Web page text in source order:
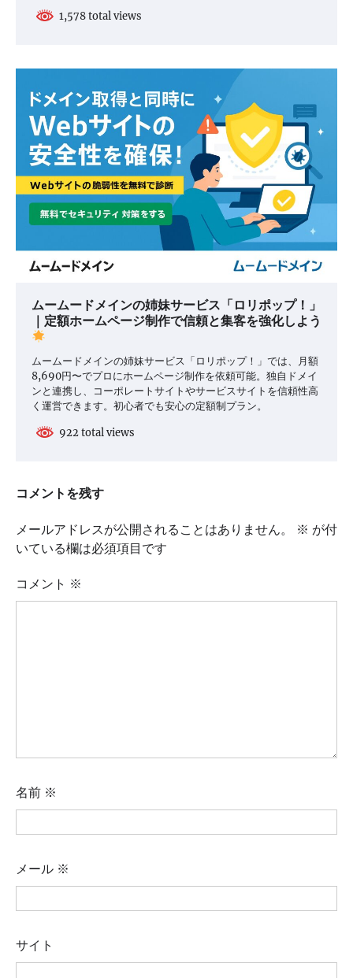
1,578 total views
ムームードメインの姉妹サービス「ロリポップ！」
｜定額ホームページ制作で信頼と集客を強化しよう
ムームードメインの姉妹サービス「ロリポップ！」では、月額
8,690円〜でプロにホームページ制作を依頼可能。独自ドメイ
ンと連携し、コーポレートサイトやサービスサイトを信頼性高
く運営できます。初心者でも安心の定額制プラン。
922 total views
コメントを残す
メールアドレスが公開されることはありません。 ※ が付
いている欄は必須項目です
コメント ※
名前 ※
メール ※
サイト